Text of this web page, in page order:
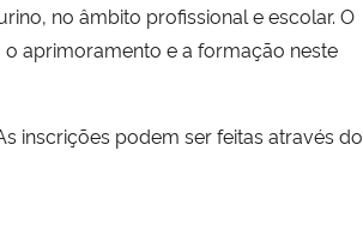
no âmbito profissional e escolar. O
aprimoramento e a formação neste
inscrições podem ser feitas através do